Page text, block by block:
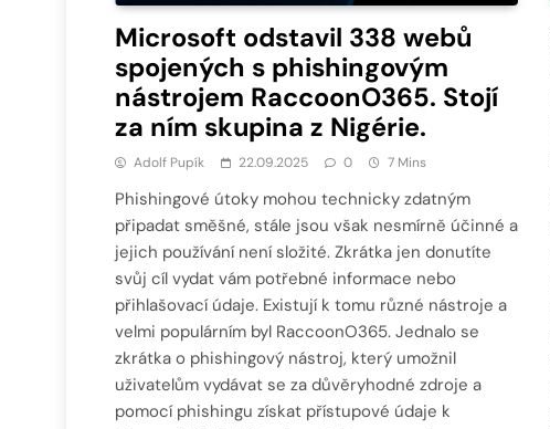
Microsoft odstavil 338 webů
spojených s phishingovým
nástrojem RaccoonO365. Stojí
za ním skupina z Nigérie.
Adolf Pupík 22.09.2025 0 7 Mins
Phishingové útoky mohou technicky zdatným
připadat směšné, stále jsou však nesmírně účinné a
jejich používání není složité. Zkrátka jen donutíte
svůj cíl vydat vám potřebné informace nebo
přihlašovací údaje. Existují k tomu různé nástroje a
velmi populárním byl RaccoonO365. Jednalo se
zkrátka o phishingový nástroj, který umožnil
uživatelům vydávat se za důvěryhodné zdroje a
pomocí phishingu získat přístupové údaje k